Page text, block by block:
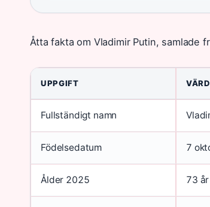
Åtta fakta om Vladimir Putin, samlade
UPPGIFT
Fullständigt namn
Födelsedatum 7
Ålder 2025 73